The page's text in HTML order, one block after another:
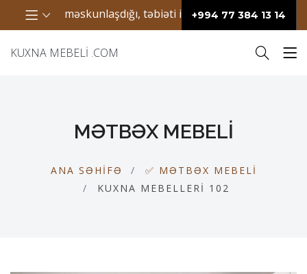
məskunlaşdığı, təbiəti ilə seçilən bir ərazidir.
+994 77 384 13 14
KUXNA MEBELI .COM
MƏTBƏX MEBELI
ANA SƏHIFƏ
✅ MƏTBƏX MEBELI
KUXNA MEBELLERI 102